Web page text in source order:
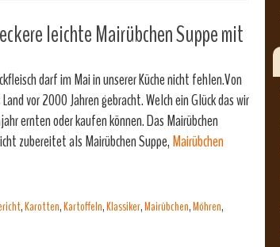
leichte Mairübchen Suppe mit
darf im Mai in unserer Küche nicht fehlen.Von
vor 2000 Jahren gebracht. Welch ein Glück das wir
ernten oder kaufen können. Das Mairübchen
zubereitet als Mairübchen Suppe,Mairübchen
,Karotten,Kartoffeln,Klassiker,Mairübchen,Möhren,